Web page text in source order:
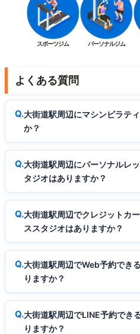
スポーツジム パーソナルジム
よくある質問
大街道駅周辺にマシンピラテ
か？
大街道駅周辺にパーソナルレ
タジオはありますか？
大街道駅周辺でクレジットカ
ススタジオはありますか？
大街道駅周辺でWeb予約でき
りますか？
大街道駅周辺でLINE予約でき
りますか？